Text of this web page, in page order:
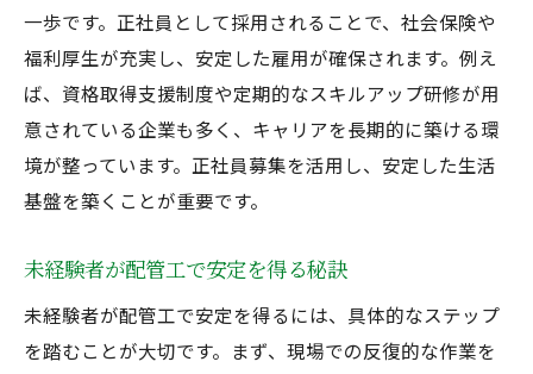
一歩です。正社員として採用されることで、社会保険や
福利厚生が充実し、安定した雇用が確保されます。例え
ば、資格取得支援制度や定期的なスキルアップ研修が用
意されている企業も多く、キャリアを長期的に築ける環
境が整っています。正社員募集を活用し、安定した生活
基盤を築くことが重要です。
未経験者が配管工で安定を得る秘訣
未経験者が配管工で安定を得るには、具体的なステップ
を踏むことが大切です。まず、現場での反復的な作業を